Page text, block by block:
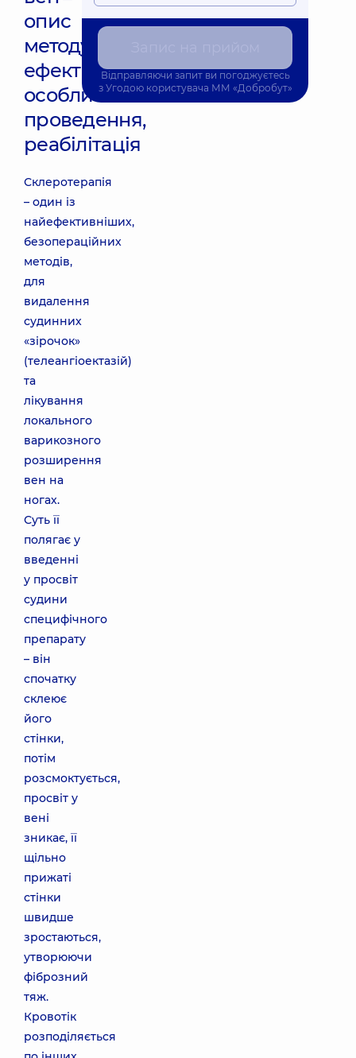
опис
методу,
ефективність,
особливості
проведення,
реабілітація
Склеротерапія
– один із
найефективніших,
безопераційних
методів,
для
видалення
судинних
«зірочок»
(телеангіоектазій)
та
лікування
локального
варикозного
розширення
вен на
ногах.
Суть її
полягає у
введенні
у просвіт
судини
специфічного
препарату
– він
спочатку
склеює
його
стінки,
потім
розсмоктується,
просвіт у
вені
зникає, її
щільно
прижаті
стінки
швидше
зростаються,
утворюючи
фіброзний
тяж.
Кровотік
розподіляється
Відправляючи запит ви погоджуєтесь
з Угодою користувача ММ «Добробут»